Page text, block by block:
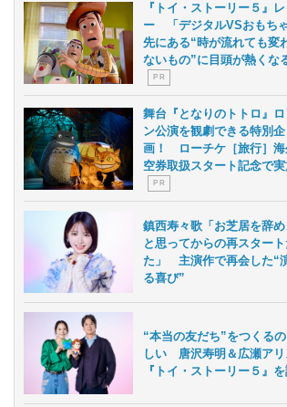
『トイ・ストーリー５』
ー 「デジタルVSおもち
先にある“時が流れても変
ないもの”に目頭が熱くな
P R
舞台『となりのトトロ』ロ
ン公演を観劇できる特別企
画！ ローチケ［旅行］海
空券取扱スタート記念で
P R
鎮西寿々歌「お芝居を辞め
と思ってからの再スター
た」 主演作で再会した“
る喜び”
“本当の友だち”をつくる
しい 唐沢寿明＆広瀬アリ
『トイ・ストーリー５』